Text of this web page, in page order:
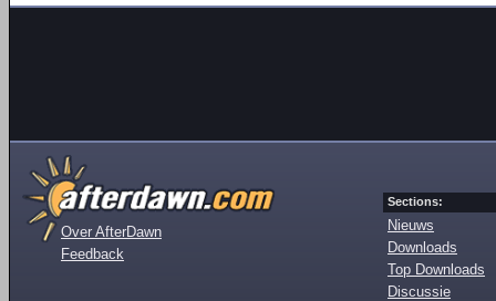
Over AfterDawn
Feedback
Sections:
Nieuws
Downloads
Top Downloads
Discussie